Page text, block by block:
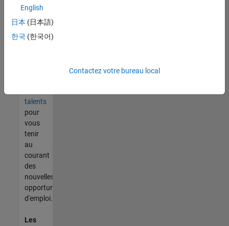
d'offre
corresponde
à vos
talents
pour
vous
tenir
au
courant
des
nouvelles
opportunités
d'emploi.
Les
English
日本 (日本語)
한국 (한국어)
Contactez votre bureau local